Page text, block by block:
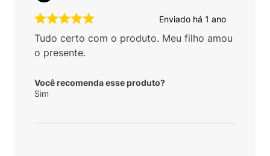
Enviado há 1 ano
Tudo certo com o produto. Meu filho amou
o presente.
Você recomenda esse produto?
Sim